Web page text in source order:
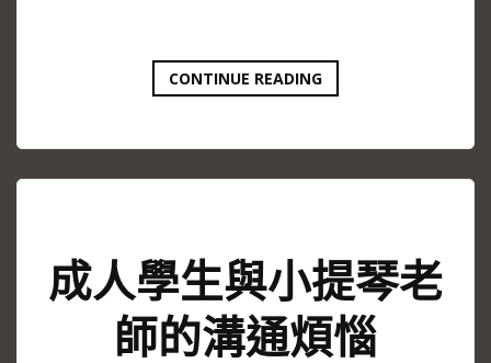
CONTINUE READING學
琴
秘
？
成人學生與小提琴老
師的溝通煩惱